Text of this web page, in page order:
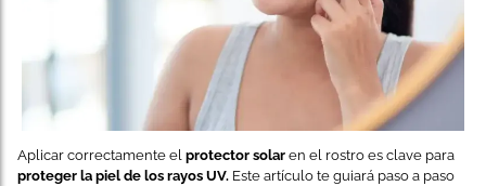
Aplicar correctamente el protector solar en el rostro es clave para
proteger la piel de los rayos UV. Este artículo te guiará paso a paso